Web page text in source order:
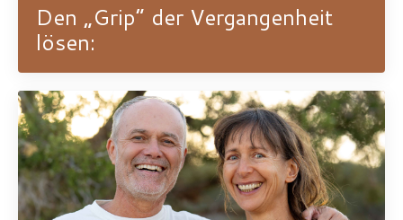
Den „Grip“ der Vergangenheit
lösen: